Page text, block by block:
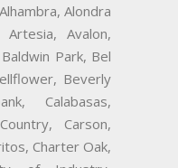
Alondra
Artesia, Avalon,
Park, Bel
Beverly
Calabasas,
Carson,
Charter Oak,